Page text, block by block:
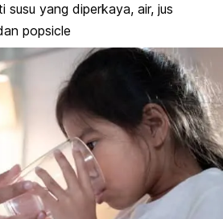
susu yang diperkaya, air, jus
popsicle